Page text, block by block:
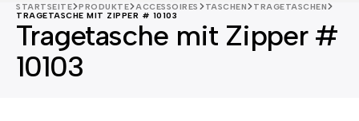
STARTSEITE PRODUKTE ACCESSOIRES TASCHEN
TRAGETASCHEN
TRAGETASCHE MIT ZIPPER # 10103
Tragetasche mit Zipper #
10103